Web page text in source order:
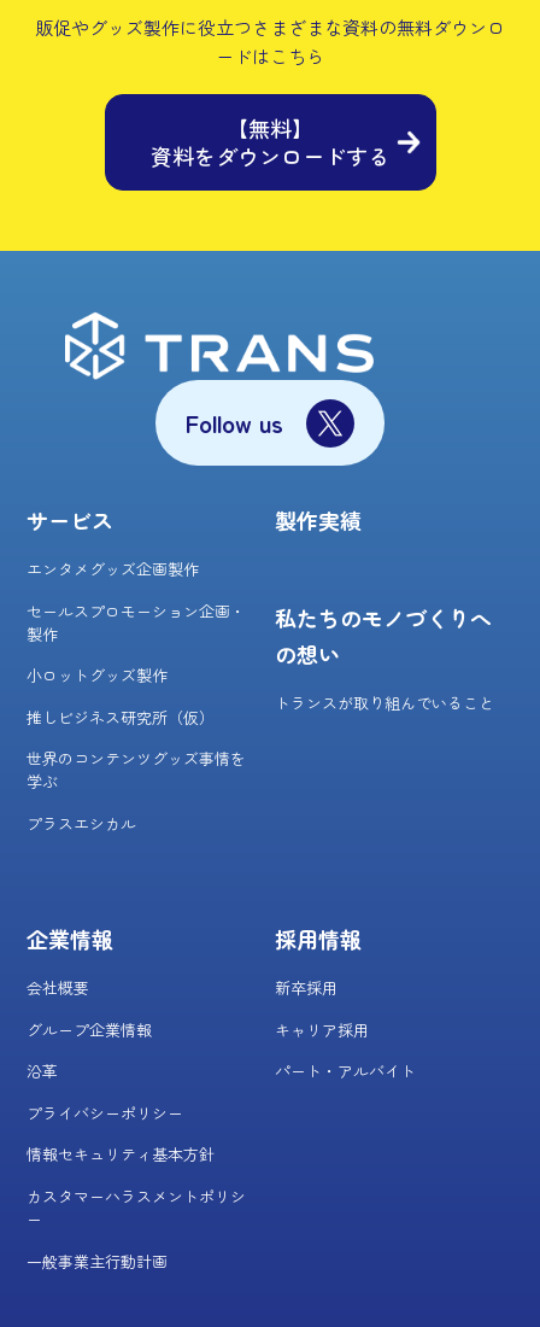
販促やグッズ製作に役立つさまざまな資料の無料ダウンロ
ードはこちら
【無料】
資料をダウンロードする
Follow us
サービス
エンタメグッズ企画製作
セールスプロモーション企画・
製作
小ロットグッズ製作
推しビジネス研究所（仮）
世界のコンテンツグッズ事情を
学ぶ
プラスエシカル
製作実績
私たちのモノづくりへ
の想い
トランスが取り組んでいること
企業情報
会社概要
グループ企業情報
沿革
プライバシーポリシー
情報セキュリティ基本方針
カスタマーハラスメントポリシ
ー
一般事業主行動計画
採用情報
新卒採用
キャリア採用
パート・アルバイト